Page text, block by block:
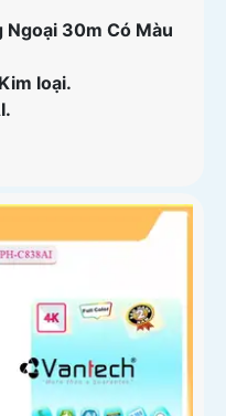
Ngoại 30m Có Màu
loại.